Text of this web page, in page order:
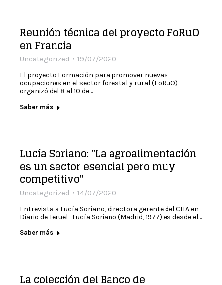
Reunión técnica del proyecto FoRuO
en Francia
Uncategorized 19/07/2020
El proyecto Formación para promover nuevas
ocupaciones en el sector forestal y rural (FoRuO)
organizó del 8 al 10 de…
Saber más
Lucía Soriano: "La agroalimentación
es un sector esencial pero muy
competitivo"
Uncategorized 14/07/2020
Entrevista a Lucía Soriano, directora gerente del CITA en
Diario de Teruel Lucía Soriano (Madrid, 1977) es desde el…
Saber más
La colección del Banco de